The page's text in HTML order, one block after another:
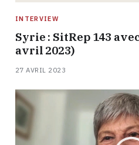
INTERVIEW
Syrie : SitRep 143
avril 2023)
27 AVRIL 2023